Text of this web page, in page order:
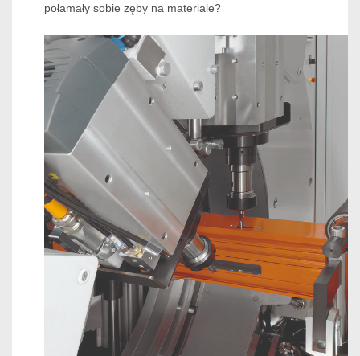
połamały sobie zęby na materiale?